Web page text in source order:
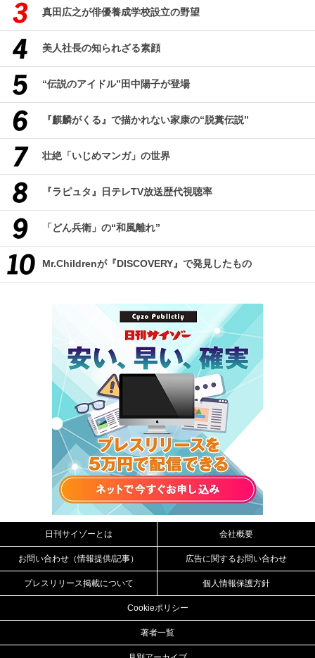
真田広之が俳優養成学校設立の野望
美人社長の知られざる素顔
“伝説のアイドル”田中陽子が登場
『麒麟がくる』で描かれない家康の“脱糞伝説”
壮絶「いじめマンガ」の世界
『ラピュタ』日テレTV放送歴代視聴率
「どん兵衛」の“和風離れ”
Mr.Childrenが『DISCOVERY』で発見したもの
日刊サイゾーとは 会社概要
お問い合わせ（情報提供/記事） 広告に関するお問い合わせ
プレスリリース掲載について 個人情報保護方針
Cookieポリシー
著者一覧